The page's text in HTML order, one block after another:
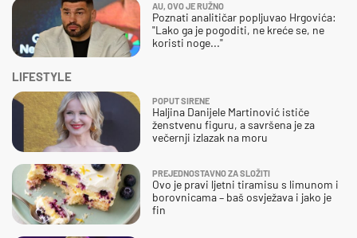
AU, OVO JE RUŽNO
Poznati analitičar popljuvao Hrgovića:
"Lako ga je pogoditi, ne kreće se, ne
koristi noge..."
LIFESTYLE
POPUT SIRENE
Haljina Danijele Martinović ističe
ženstvenu figuru, a savršena je za
večernji izlazak na moru
PREJEDNOSTAVNO ZA SLOŽITI
Ovo je pravi ljetni tiramisu s limunom i
borovnicama – baš osvježava i jako je
fin